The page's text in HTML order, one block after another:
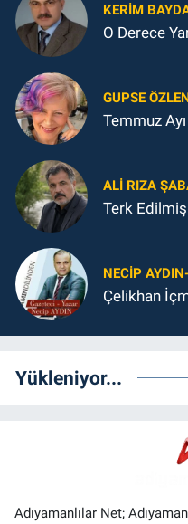
KERIM
O Derece
GUPSE
Temmuz Ayı
ALI RIZA
Terk
NECIP
Çelikhan
Yükleniyor...
Adıyamanlılar Net;